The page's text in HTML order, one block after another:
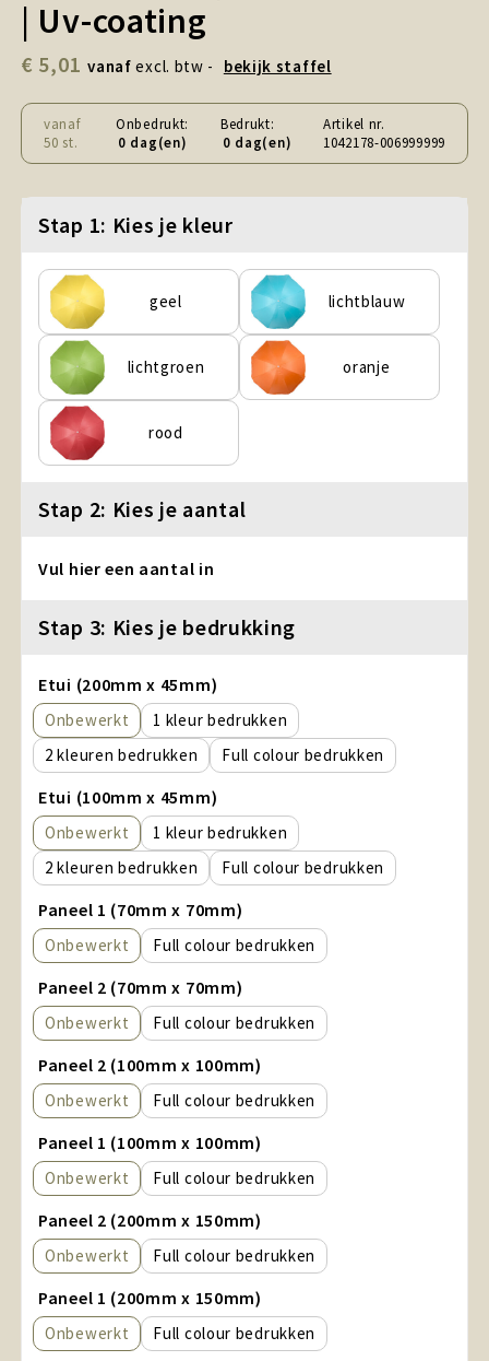
Snoepgoed en Koek
Sport, Spel en Speelgoed
Strand en Zomer
Tassen
Textiel, Kleding en Caps
Wijngeschenken
| Uv-coating
€ 5,01 vanaf excl. btw - bekijk staffel
vanaf
50 st.
Onbedrukt:
0 dag(en)
Bedrukt:
0 dag(en)
Artikel nr.
1042178-006999999
Stap 1: Kies je kleur
geel lichtblauw
lichtgroen oranje
rood
Stap 2: Kies je aantal
Vul hier een aantal in
Stap 3: Kies je bedrukking
Etui (200mm x 45mm)
Onbewerkt
1
2
Full colour
Etui (100mm x 45mm)
Onbewerkt
1
2
Full colour
Paneel 1 (70mm x 70mm)
Onbewerkt Full colour
Paneel 2 (70mm x 70mm)
Onbewerkt Full colour
Paneel 2 (100mm x 100mm)
Onbewerkt Full colour
Paneel 1 (100mm x 100mm)
Onbewerkt Full colour
Paneel 2 (200mm x 150mm)
Onbewerkt Full colour
Paneel 1 (200mm x 150mm)
Onbewerkt Full colour